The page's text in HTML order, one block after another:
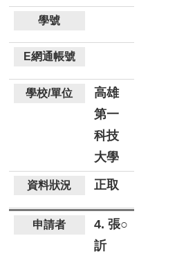
高雄
第一
科技
大學
正取
4. 張○
訢